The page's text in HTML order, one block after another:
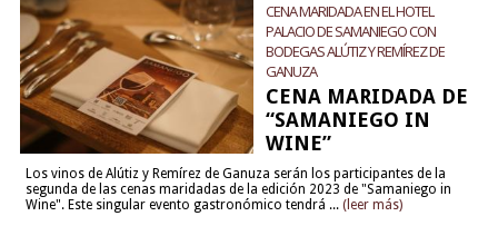
CENA MARIDADA EN EL HOTEL
PALACIO DE SAMANIEGO CON
BODEGAS ALÚTIZ Y REMÍREZ DE
GANUZA
CENA MARIDADA DE
“SAMANIEGO IN
WINE”
Los vinos de Alútiz y Remírez de Ganuza serán los participantes de la
segunda de las cenas maridadas de la edición 2023 de "Samaniego in
Wine". Este singular evento gastronómico tendrá ... (leer más)